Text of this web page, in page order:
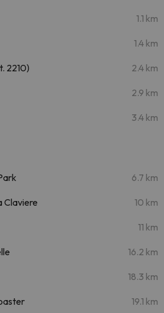
1.1 km
1.4 km
2210) 2.4 km
2.9 km
3.4 km
6.7 km
Claviere 10 km
11 km
16.2 km
18.3 km
19.1 km